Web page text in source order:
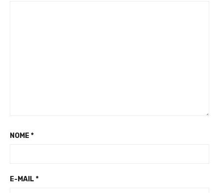
NOME *
E-MAIL *